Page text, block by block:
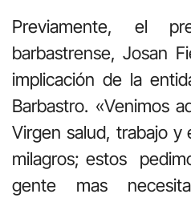
Previamente, el
barbastrense, Josan
implicación de la
Barbastro. «Venimos
Virgen salud, trabajo
milagros; estos
gente mas